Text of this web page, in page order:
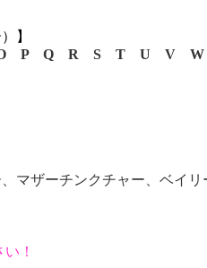
】
P Q R S T U V W
マザーチンクチャー、ベイリ
！